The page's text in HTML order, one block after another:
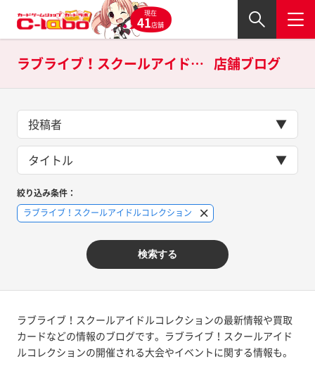
現在
41店舗
ラブライブ！スクールアイドルコレクションの 店舗ブログ
投稿者
タイトル
絞り込み条件：
ラブライブ！スクールアイドルコレクション
検索する
ラブライブ！スクールアイドルコレクションの最新情報や買取
カードなどの情報のブログです。ラブライブ！スクールアイド
ルコレクションの開催される大会やイベントに関する情報も。